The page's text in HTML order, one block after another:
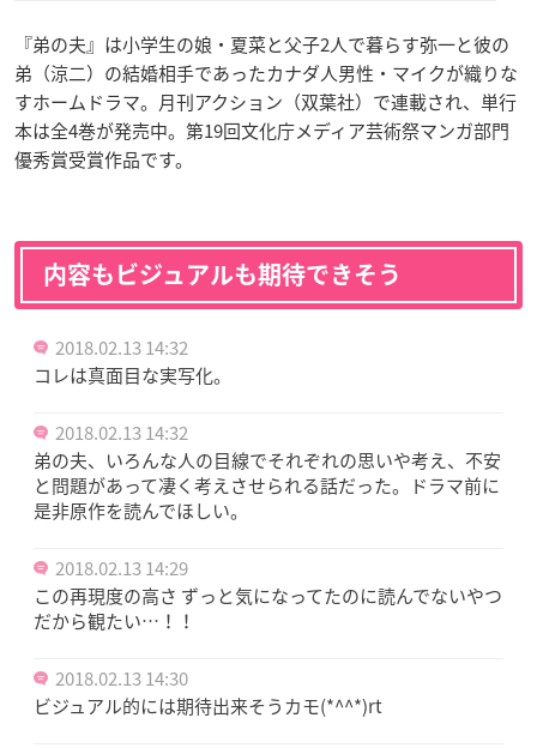
『弟の夫』は小学生の娘・夏菜と父子2人で暮らす弥一と彼の
弟（涼二）の結婚相手であったカナダ人男性・マイクが織りな
すホームドラマ。月刊アクション（双葉社）で連載され、単行
本は全4巻が発売中。第19回文化庁メディア芸術祭マンガ部門
優秀賞受賞作品です。
内容もビジュアルも期待できそう
2018.02.13 14:32
コレは真面目な実写化。
2018.02.13 14:32
弟の夫、いろんな人の目線でそれぞれの思いや考え、不安
と問題があって凄く考えさせられる話だった。ドラマ前に
是非原作を読んでほしい。
2018.02.13 14:29
この再現度の高さ ずっと気になってたのに読んでないやつ
だから観たい…！！
2018.02.13 14:30
ビジュアル的には期待出来そうカモ(*^^*)rt